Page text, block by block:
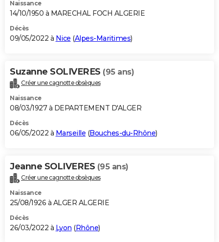
Naissance
14/10/1950 à MARECHAL FOCH ALGERIE
Décès
09/05/2022 à Nice (Alpes-Maritimes)
Suzanne SOLIVERES (95 ans)
Créer une cagnotte obsèques
Naissance
08/03/1927 à DEPARTEMENT D'ALGER
Décès
06/05/2022 à Marseille (Bouches-du-Rhône)
Jeanne SOLIVERES (95 ans)
Créer une cagnotte obsèques
Naissance
25/08/1926 à ALGER ALGERIE
Décès
26/03/2022 à Lyon (Rhône)